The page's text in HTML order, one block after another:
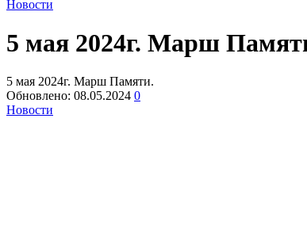
Новости
5 мая 2024г. Марш
5 мая 2024г. Марш Памяти.
Обновлено: 08.05.2024 0
Новости